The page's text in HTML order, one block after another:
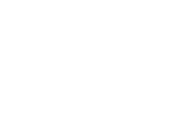
他所有专业，该选科组合